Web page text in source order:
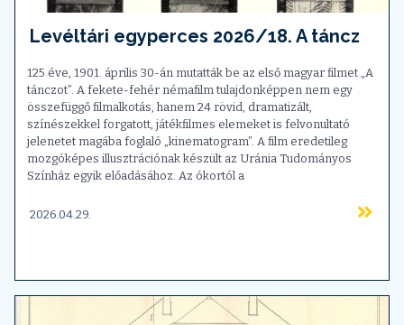
Levéltári egyperces 2026/18. A táncz
125 éve, 1901. április 30-án mutatták be az első magyar filmet „A
tánczot”. A fekete-fehér némafilm tulajdonképpen nem egy
összefüggő filmalkotás, hanem 24 rövid, dramatizált,
színészekkel forgatott, játékfilmes elemeket is felvonultató
jelenetet magába foglaló „kinematogram”. A film eredetileg
mozgóképes illusztrációnak készült az Uránia Tudományos
Színház egyik előadásához. Az ókortól a
2026.04.29.